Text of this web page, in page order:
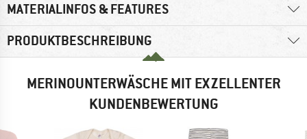
MATERIALINFOS & FEATURES
PRODUKTBESCHREIBUNG
MERINOUNTERWÄSCHE MIT EXZELLENTER
KUNDENBEWERTUNG